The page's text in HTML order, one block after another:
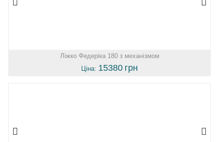
Ліжко Федеріка 180 з механізмом
Ціна: 15380 грн